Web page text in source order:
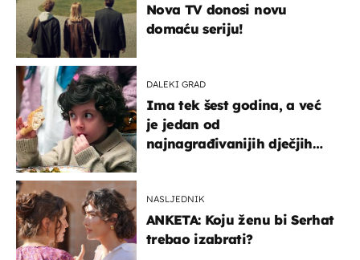
Nova TV donosi novu
domaću seriju!
DALEKI GRAD
Ima tek šest godina, a već
je jedan od
najnagrađivanijih dječjih
NASLJEDNIK
ANKETA: Koju ženu bi Serhat
trebao izabrati?